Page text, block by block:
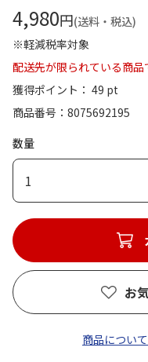
4,980円(送料・税込)
※軽減税率対象
配送先が限られている商品
獲得ポイント： 49 pt
商品番号
8075692195
数量
1
お
商品につい